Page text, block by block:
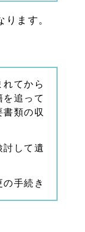
ます。
てから
追って
類の収
討して遺
手続き